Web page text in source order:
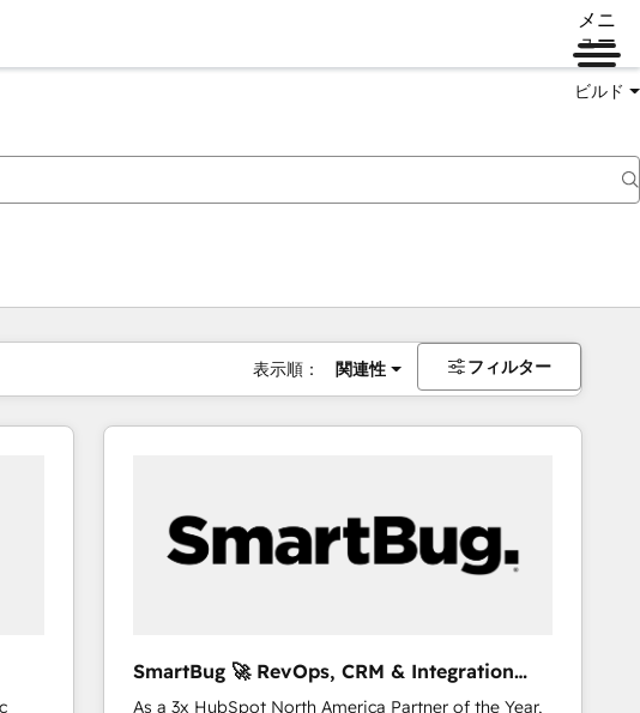
メニ
ュー
ビルド
表示順： 関連性 フィルター
SmartBug 🚀 RevOps, CRM & Integration
Experts
As a 3x HubSpot North America Partner of the Year,
ジページ